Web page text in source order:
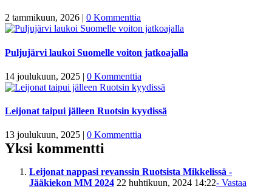
2 tammikuun, 2026 | 0 Kommenttia
Puljujärvi laukoi Suomelle voiton jatkoajalla
14 joulukuun, 2025 | 0 Kommenttia
Leijonat taipui jälleen Ruotsin kyydissä
13 joulukuun, 2025 | 0 Kommenttia
Yksi kommentti
Leijonat nappasi revanssin Ruotsista Mikkelissä -
Jääkiekon MM 2024 22 huhtikuun, 2024 14:22- Vastaa